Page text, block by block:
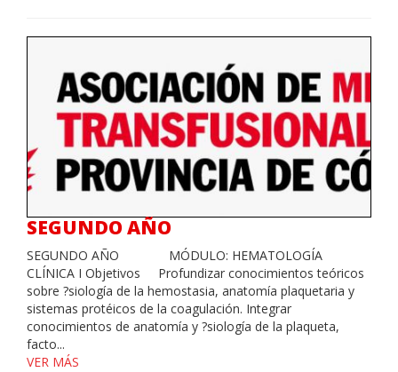
SEGUNDO AÑO
SEGUNDO AÑO MÓDULO: HEMATOLOGÍA
CLÍNICA I Objetivos Profundizar conocimientos teóricos
sobre ?siología de la hemostasia, anatomía plaquetaria y
sistemas protéicos de la coagulación. Integrar
conocimientos de anatomía y ?siología de la plaqueta,
facto...
VER MÁS